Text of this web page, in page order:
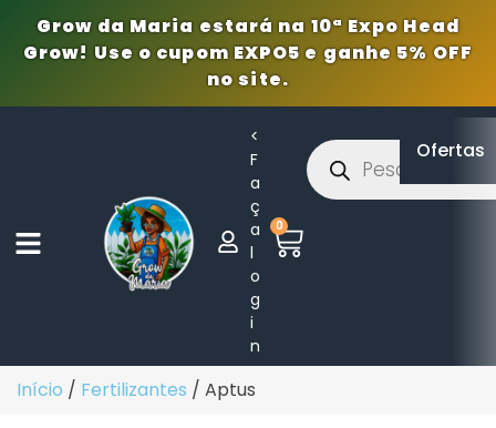
Grow da Maria estará na 10ª Expo Head
Grow! Use o cupom EXPO5 e ganhe 5% OFF
no site.
<
F
a
ç
a
l
o
g
i
n
0
Ofertas
Início / Fertilizantes / Aptus